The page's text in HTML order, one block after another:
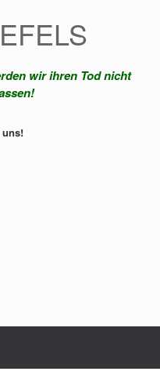
wir ihren Tod nicht
uns!